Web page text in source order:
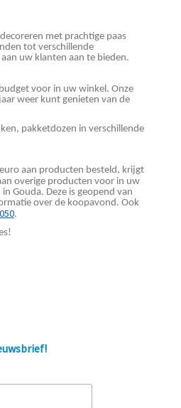
met prachtige paas
tot verschillende
uw klanten aan te bieden.
voor in uw winkel. Onze
weer kunt genieten van de
pakketdozen in verschillende
aan producten besteld, krijgt
overige producten voor in uw
Gouda. Deze is geopend van
over de koopavond. Ook
.